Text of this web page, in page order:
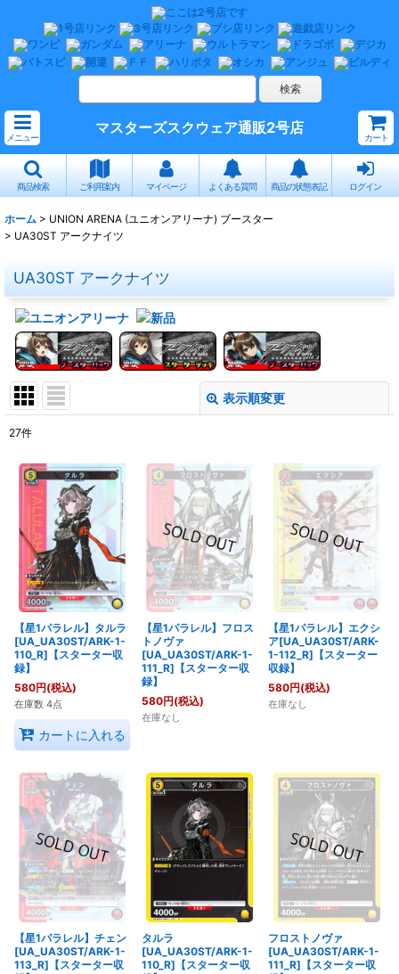
メニュー
マスターズスクウェア通販2号店
カート
商品検索 ご利用案内 マイページ よくある質問 商品の状態表記 ログイン
ホーム > UNION ARENA (ユニオンアリーナ) ブースター
> UA30ST アークナイツ
UA30ST アークナイツ
表示順変更
在庫あり
並び順:
絞り込む
27件
【星1パラレル】タルラ
[UA_UA30ST/ARK-1-
110_R]【スターター収
録】
580円(税込)
在庫数 4点
カートに入れる
【星1パラレル】フロス
トノヴァ
[UA_UA30ST/ARK-1-
111_R]【スターター収
録】
580円(税込)
在庫なし
【星1パラレル】エクシ
ア[UA_UA30ST/ARK-
1-112_R]【スターター
収録】
580円(税込)
在庫なし
【星1パラレル】チェン
[UA_UA30ST/ARK-1-
113_R]【スターター収
タルラ
[UA_UA30ST/ARK-1-
110_R]【スターター収
フロストノヴァ
[UA_UA30ST/ARK-1-
111_R]【スターター収